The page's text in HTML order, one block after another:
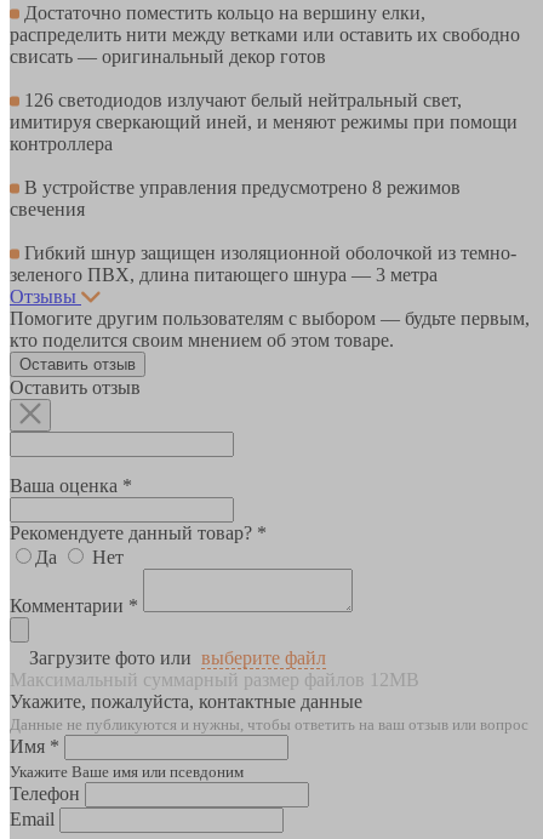
Достаточно поместить кольцо на вершину елки,
распределить нити между ветками или оставить их свободно
свисать — оригинальный декор готов
126 светодиодов излучают белый нейтральный свет,
имитируя сверкающий иней, и меняют режимы при помощи
контроллера
В устройстве управления предусмотрено 8 режимов
свечения
Гибкий шнур защищен изоляционной оболочкой из темно-
зеленого ПВХ, длина питающего шнура — 3 метра
Отзывы
Помогите другим пользователям с выбором — будьте первым,
кто поделится своим мнением об этом товаре.
Оставить отзыв
Оставить отзыв
Ваша оценка *
Рекомендуете данный товар? *
Да
Нет
Комментарии *
Загрузите фото или выберите файл
Максимальный суммарный размер файлов 12MB
Укажите, пожалуйста, контактные данные
Данные не публикуются и нужны, чтобы ответить на ваш отзыв или вопрос
Имя *
Укажите Ваше имя или псевдоним
Телефон
Email